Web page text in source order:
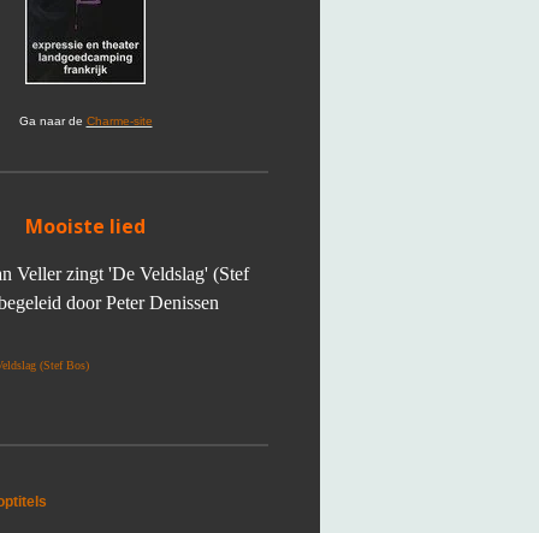
Ga naar de Charme-site
Mooiste lied
Veller zingt 'De Veldslag' (Stef
door Peter Denissen
(Stef Bos)